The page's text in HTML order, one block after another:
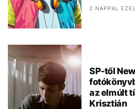
2 NAPPAL
SP-től
az elmúlt
Krisztián